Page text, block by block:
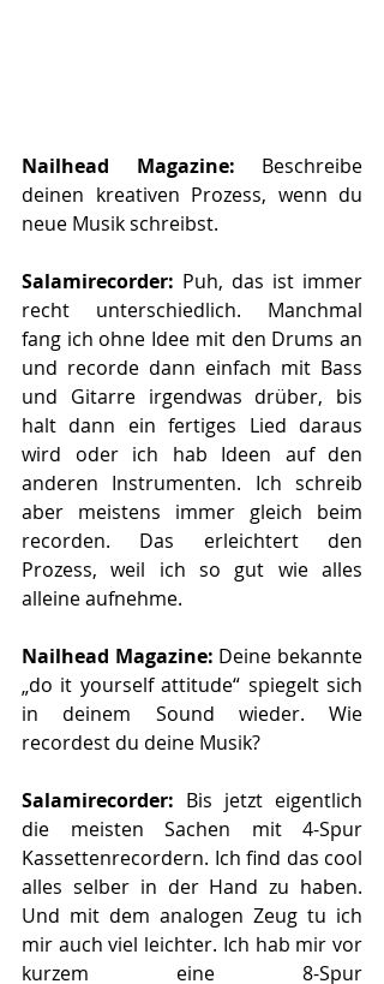
Nailhead Magazine: Beschreibe
deinen kreativen Prozess, wenn du
neue Musik schreibst.
Salamirecorder: Puh, das ist immer
recht unterschiedlich. Manchmal
fang ich ohne Idee mit den Drums an
und recorde dann einfach mit Bass
und Gitarre irgendwas drüber, bis
halt dann ein fertiges Lied daraus
wird oder ich hab Ideen auf den
anderen Instrumenten. Ich schreib
aber meistens immer gleich beim
recorden. Das erleichtert den
Prozess, weil ich so gut wie alles
alleine aufnehme.
Nailhead Magazine: Deine bekannte
„do it yourself attitude“ spiegelt sich
in deinem Sound wieder. Wie
recordest du deine Musik?
Salamirecorder: Bis jetzt eigentlich
die meisten Sachen mit 4-Spur
Kassettenrecordern. Ich find das cool
alles selber in der Hand zu haben.
Und mit dem analogen Zeug tu ich
mir auch viel leichter. Ich hab mir vor
kurzem eine 8-Spur